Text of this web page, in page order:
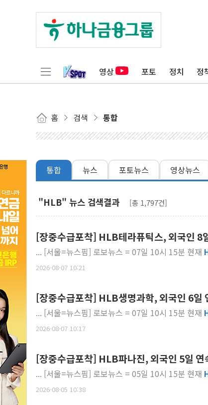
영상 포토 정치 정
홈 검색 통합
통합 뉴스 포토뉴스 영상뉴스
"HLB" 뉴스 검색결과 [총 1,797건]
[장중수급포착] HLB테라퓨틱스, 외국인
... [서울=뉴스핌] 로보뉴스 = 07일 10시 15분 현재
2026-08-07 10:21
[장중수급포착] HLB생명과학, 외국인 6
... [서울=뉴스핌] 로보뉴스 = 07일 10시 15분 현재
2026-08-07 10:17
[장중수급포착] HLB파나진, 외국인 5일
... [서울=뉴스핌] 로보뉴스 = 05일 10시 15분 현재
2026-08-05 10:38